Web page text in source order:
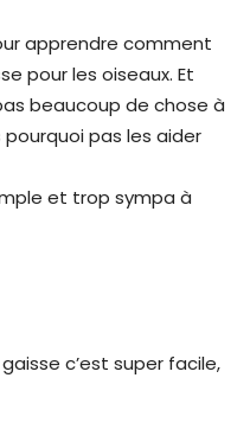
apprendre comment
pour les oiseaux. Et
beaucoup de chose à
pas les aider
et trop sympa à
c’est super facile,